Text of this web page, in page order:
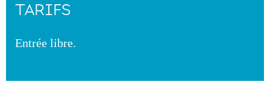
TARIFS
Entrée libre.